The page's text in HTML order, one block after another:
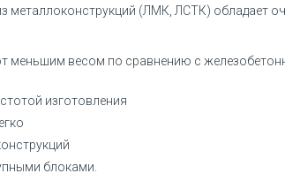
металлоконструкций (ЛМК, ЛСТК) обладает
меньшим весом по сравнению с
изготовления
блоками.
Снеговой район – 3